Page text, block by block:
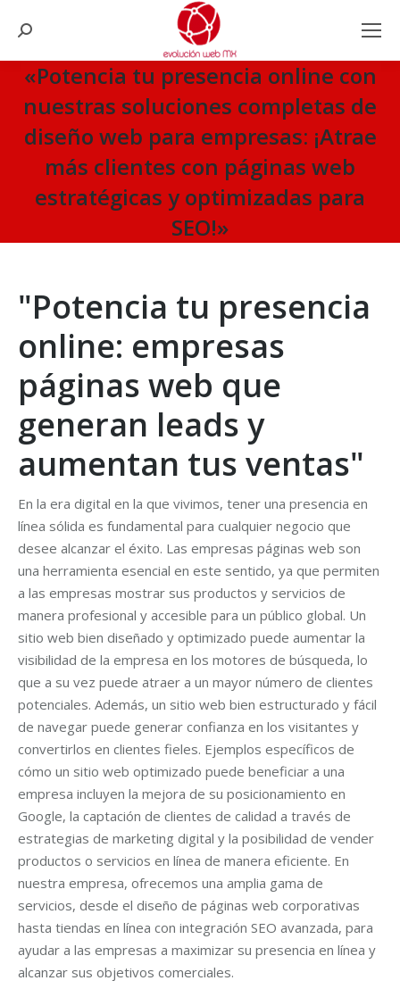
Search:
«Potencia tu presencia online con
nuestras soluciones completas de
diseño web para empresas: ¡Atrae
más clientes con páginas web
estratégicas y optimizadas para
SEO!»
"Potencia tu presencia
online: empresas
páginas web que
generan leads y
aumentan tus ventas"
En la era digital en la que vivimos, tener una presencia en
línea sólida es fundamental para cualquier negocio que
desee alcanzar el éxito. Las empresas páginas web son
una herramienta esencial en este sentido, ya que permiten
a las empresas mostrar sus productos y servicios de
manera profesional y accesible para un público global. Un
sitio web bien diseñado y optimizado puede aumentar la
visibilidad de la empresa en los motores de búsqueda, lo
que a su vez puede atraer a un mayor número de clientes
potenciales. Además, un sitio web bien estructurado y fácil
de navegar puede generar confianza en los visitantes y
convertirlos en clientes fieles. Ejemplos específicos de
cómo un sitio web optimizado puede beneficiar a una
empresa incluyen la mejora de su posicionamiento en
Google, la captación de clientes de calidad a través de
estrategias de marketing digital y la posibilidad de vender
productos o servicios en línea de manera eficiente. En
nuestra empresa, ofrecemos una amplia gama de
servicios, desde el diseño de páginas web corporativas
hasta tiendas en línea con integración SEO avanzada, para
ayudar a las empresas a maximizar su presencia en línea y
alcanzar sus objetivos comerciales.